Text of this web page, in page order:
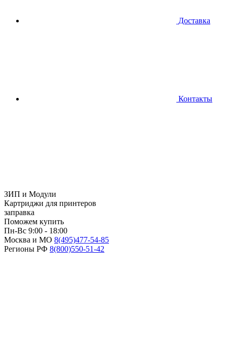
Доставка
Контакты
ЗИП и Модули
Картриджи для принтеров
заправка
Поможем купить
Пн-Вс 9:00 - 18:00
Москва и МО 8(495)477-54-85
Регионы РФ 8(800)550-51-42